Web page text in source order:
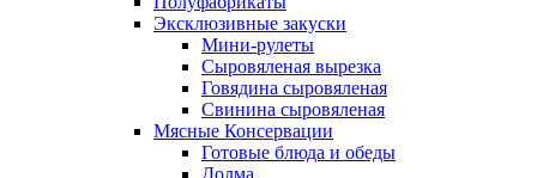
Эксклюзивные закуски
Мини-рулеты
Сыровяленая вырезка
Говядина сыровяленая
Свинина сыровяленая
Мясные Консервации
Готовые блюда и обеды
Долма